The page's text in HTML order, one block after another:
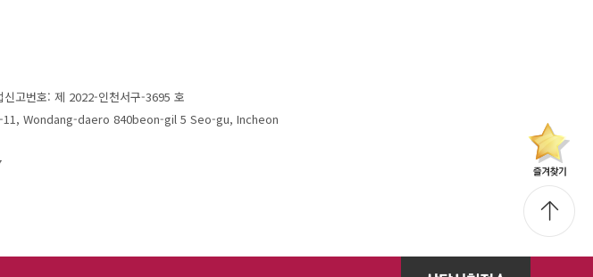
신고번호: 제 2022-인천서구-3695 호
Wondang-daero 840beon-gil 5 Seo-gu, Incheon